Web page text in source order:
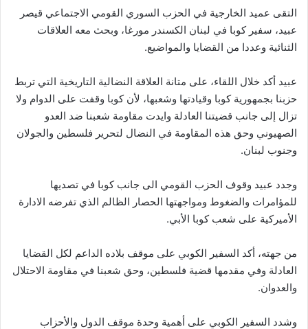
التقى عميد الخارجية في الحزب السوري القومي الاجتماعي قيصر
عبيد، سفير كوبا في لبنان الكسندر مورغا، وبحث معه العلاقات
الثنائية وعددا من القضايا والمواضيع.
عبيد أكد خلال اللقاء، على متانة العلاقة النضالية التاريخية التي تربط
حزبنا بجمهورية كوبا وقيادتها وشعبها، لأن كوبا وقفت على الدوام ولا
تزال إلى جانب قضيتنا العادلة وايدت مقاومة شعبنا ضد العدو
الصهيوني وحق هذه المقاومة في النضال لتحرير فلسطين والجولان
وجنوب لبنان.
وجدد عبيد وقوف الحزب القومي الى جانب كوبا في تصديها
للمؤامرات والضغوط ومواجهتها الحصار الظالم الذي تفرضه الادارة
الأميركية على شعب كوبا الأبي.
من جهته، أكد السفير الكوبي على موقف بلاده الداعم لكل القضايا
العادلة وفي مقدمها قضية فلسطين، وحق شعبنا في مقاومة الاحتلال
والعدوان.
وشدد السفير الكوبي على أهمية وحدة موقف الدول والأحزاب